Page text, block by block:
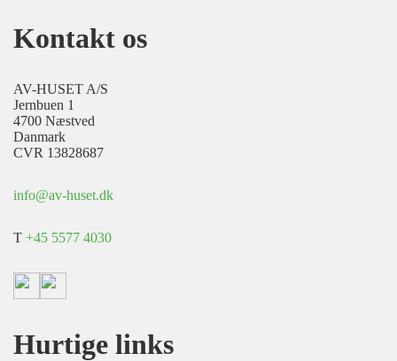
Kontakt os
AV-HUSET A/S
Jernbuen 1
4700 Næstved
Danmark
CVR 13828687
info@av-huset.dk
T +45 5577 4030
Hurtige links